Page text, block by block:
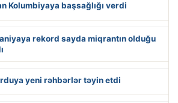
Kolumbiyaya başsağlığı verdi
rekord sayda miqrantın olduğu
yeni rəhbərlər təyin etdi